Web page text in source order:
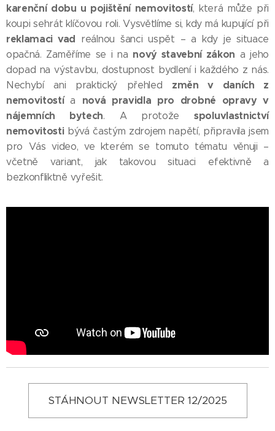
karenční dobu u pojištění nemovitostí, která může při
koupi sehrát klíčovou roli. Vysvětlíme si, kdy má kupující při
reklamaci vad reálnou šanci uspět – a kdy je situace
opačná. Zaměříme se i na nový stavební zákon a jeho
dopad na výstavbu, dostupnost bydlení i každého z nás.
Nechybí ani praktický přehled změn v daních z
nemovitostí a nová pravidla pro drobné opravy v
nájemních bytech. A protožespoluvlastnictví
nemovitostibývá častým zdrojem napětí, připravila jsem
pro Vás video, ve kterém se tomuto tématu věnuji –
včetně variant, jak takovou situaci efektivně a
bezkonfliktně vyřešit.
STÁHNOUT NEWSLETTER 12/2025